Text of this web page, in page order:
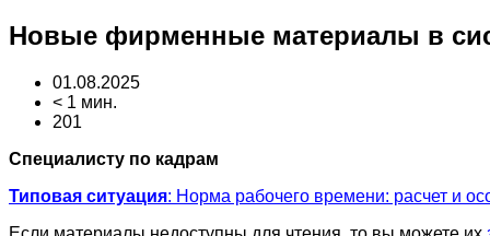
Новые фирменные материалы в
01.08.2025
< 1 мин.
201
Специалисту по кадрам
Типовая ситуация: Норма рабочего времени: расчет и